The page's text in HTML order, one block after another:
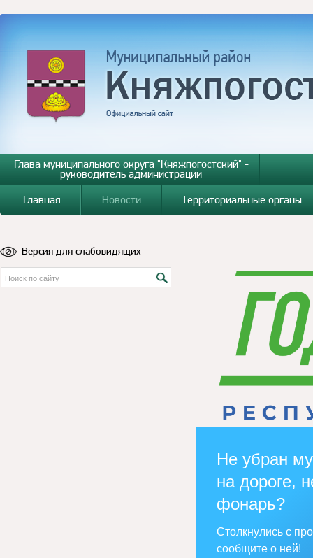
Глава муниципального округа "Княжпогостский" -
руководитель администрации
Главная
Новости Территориальные органы
Версия для слабовидящих
Не убран
на дороге,
фонарь?
Столкнулись с
сообщите о ней!